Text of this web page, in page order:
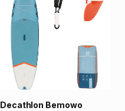
Decathlon Bemowo